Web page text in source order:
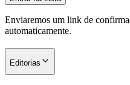
Corinthians
Enviaremos um link de
automaticamente.
Editorias